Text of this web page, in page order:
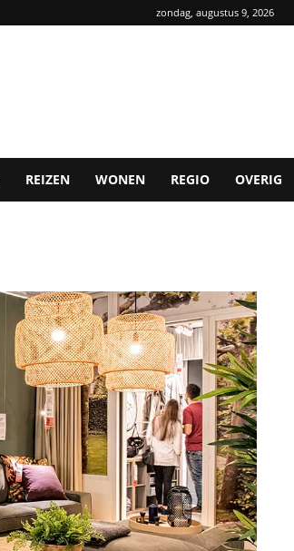
zondag, augustus 9, 2026
REIZEN WONEN REGIO OVERIG